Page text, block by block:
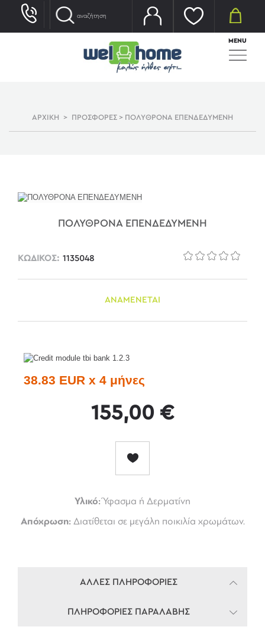
MENU
ΑΡΧΙΚΗ > ΠΡΟΣΦΟΡΕΣ > ΠΟΛΥΘΡΟΝΑ ΕΠΕΝΔΕΔΥΜΕΝΗ
ΠΟΛΥΘΡΟΝΑ ΕΠΕΝΔΕΔΥΜΕΝΗ
ΚΩΔΙΚΟΣ: 1135048
ΑΝΑΜΕΝΕΤΑΙ
38.83 EUR x 4 μήνες
155,00 €
Υλικό:Ύφασμα ή Δερματίνη
Απόχρωση: Διατίθεται σε μεγάλη ποικιλία χρωμάτων.
ΑΛΛΕΣ ΠΛΗΡΟΦΟΡΙΕΣ
ΠΛΗΡΟΦΟΡΙΕΣ ΠΑΡΑΛΑΒΗΣ